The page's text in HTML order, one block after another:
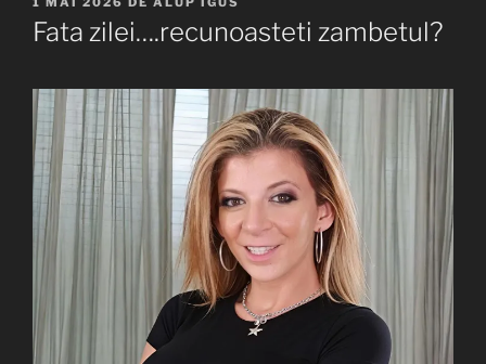
PE
Fata zilei….recunoasteti zambetul?